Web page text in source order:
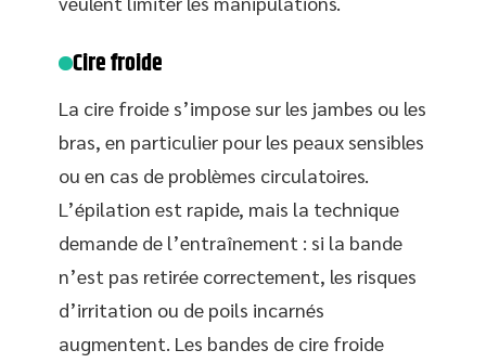
Cire froide
La cire froide s’impose sur les jambes ou les
bras, en particulier pour les peaux sensibles
ou en cas de problèmes circulatoires.
L’épilation est rapide, mais la technique
demande de l’entraînement : si la bande
n’est pas retirée correctement, les risques
d’irritation ou de poils incarnés
augmentent. Les bandes de cire froide